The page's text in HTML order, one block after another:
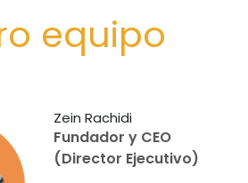
equipo
Zein Rachidi
Fundador y CEO
(Director Ejecutivo)